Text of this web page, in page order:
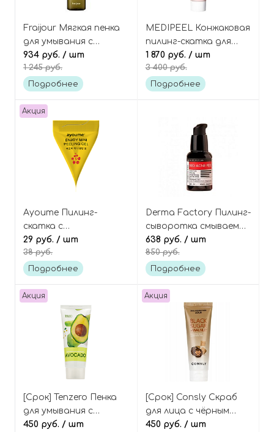
Fraijour Мягкая пенка
для умывания с
травами Original
artemisia bubble facial
foam
934 руб. / шт
1 245 руб.
Подробнее
MEDIPEEL Конжаковая
пилинг-скатка для
гладкости кожи с
коллагеном, Red Lacto
Collagen Konjac Peeling
1 870 руб. / шт
3 400 руб.
Подробнее
Акция
Ayoume Пилинг-
скатка с
экстрактами ягод
(пирамидка) Enjoy mini
peeling gel
29 руб. / шт
38 руб.
Подробнее
Derma Factory Пилинг-
сыворотка смываемая
отшелушивающая с
20% AHA-кислоты, Red
Acne Peel
638 руб. / шт
850 руб.
Подробнее
Акция
[Срок] Tenzero Пенка
для умывания с
экстрактом авокадо,
450 руб. / шт
Акция
[Срок] Consly Скраб
для лица с чёрным
сахаром и грецким
450 руб. / шт